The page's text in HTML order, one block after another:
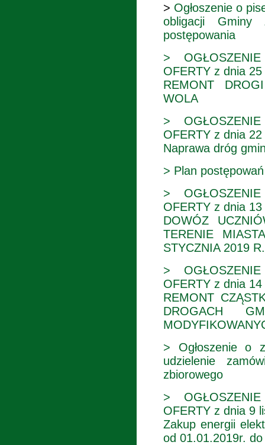
> Ogłoszenie o
obligacji Gminy
postępowania
>
OFERTY z dnia
REMONT
WOLA
>
OFERTY z dnia
Naprawa dróg
> Plan
>
OFERTY z dnia
DOWÓZ
TERENIE
STYCZNIA 2019
>
OFERTY z dnia
REMONT
DROGACH
> Ogłoszenie o
udzielenie
zbiorowego
>
OFERTY z dnia 9
Zakup energii
od 01.01.2019r.